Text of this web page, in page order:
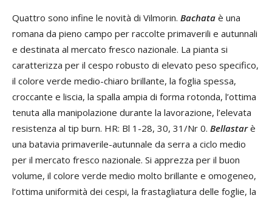
Quattro sono infine le novità di Vilmorin. Bachata è una
romana da pieno campo per raccolte primaverili e autunnali
e destinata al mercato fresco nazionale. La pianta si
caratterizza per il cespo robusto di elevato peso specifico,
il colore verde medio-chiaro brillante, la foglia spessa,
croccante e liscia, la spalla ampia di forma rotonda, l’ottima
tenuta alla manipolazione durante la lavorazione, l’elevata
resistenza al tip burn. HR: Bl 1-28, 30, 31/Nr 0. Bellastarè
una batavia primaverile-autunnale da serra a ciclo medio
per il mercato fresco nazionale. Si apprezza per il buon
volume, il colore verde medio molto brillante e omogeneo,
l’ottima uniformità dei cespi, la frastagliatura delle foglie, la